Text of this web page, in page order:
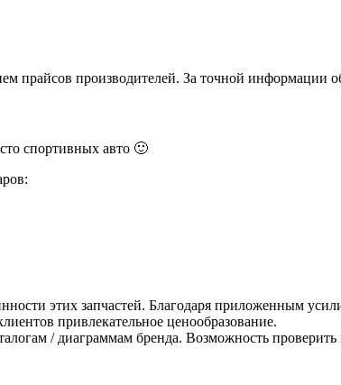
прайсов производителей. За точной информации
спортивных авто 🙂
этих запчастей. Благодаря приложенным
привлекательное ценообразование.
/ диаграммам бренда. Возможность проверить